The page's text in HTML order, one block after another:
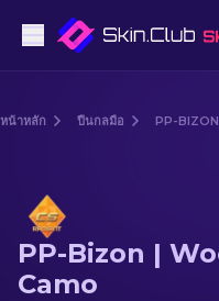
ปืนไรเฟิลซุ่มยิง
หน้าหลัก ปืนกลมือ PP-BIZON
PP-Bizon |
Camo